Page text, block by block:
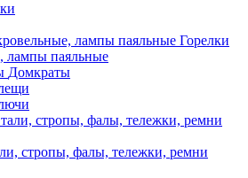
Горелки
лампы паяльные
Домкраты
стропы, фалы, тележки, ремни